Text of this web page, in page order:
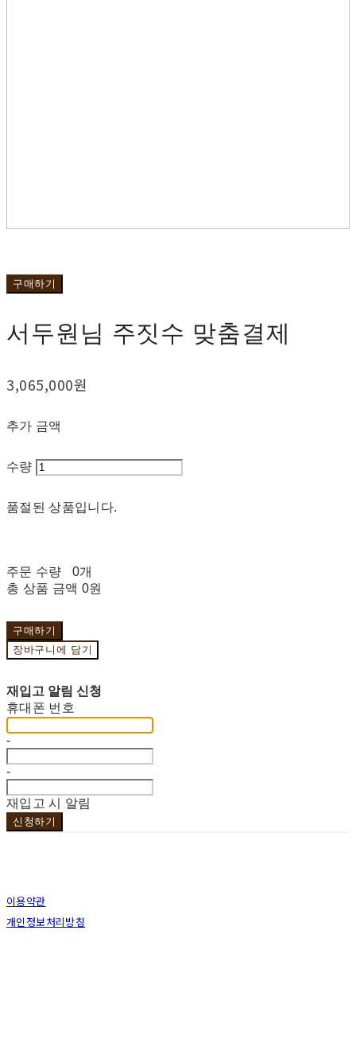
구매하기
서두원님 주짓수 맞춤결제
3,065,000원
추가 금액
수량
품절된 상품입니다.
주문 수량
0개
총 상품 금액 0원
구매하기
장바구니에 담기
재입고 알림 신청
휴대폰 번호
-
-
재입고 시 알림
신청하기
이용약관
개인정보처리방침